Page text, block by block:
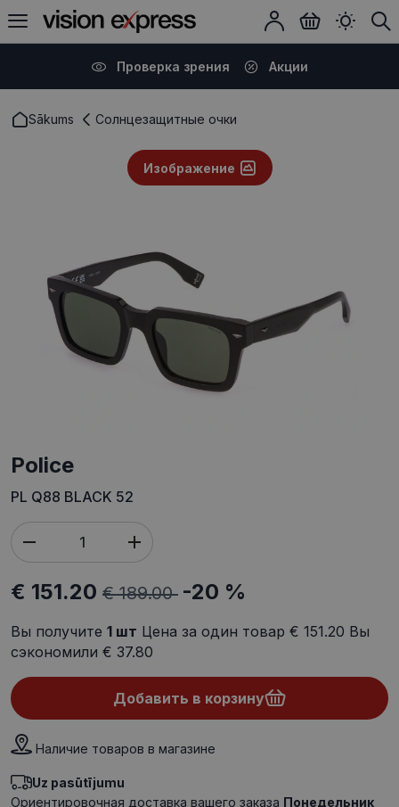
Проверка зрения Акции
Sākums Солнцезащитные очки
Изображение
Police
PL Q88 BLACK 52
€ 151.20 € 189.00 -20 %
Вы получите 1 шт Цена за один товар € 151.20 Вы
сэкономили € 37.80
Добавить в корзину
Наличие товаров в магазине
Uz pasūtījumu
Ориентировочная доставка вашего заказа Понедельник